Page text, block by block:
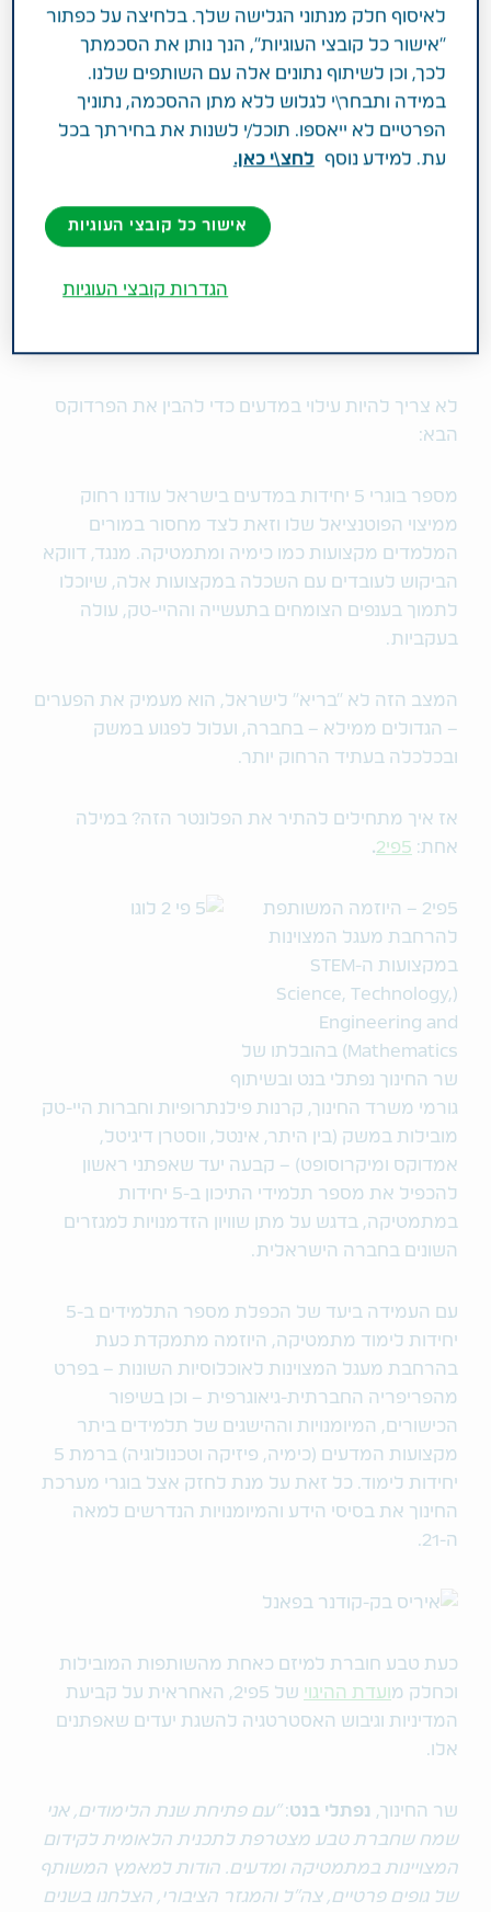
שר החינוך, נפתלי בנט: ״אני שמח שחברת
טבע מצטרפת לתכנית הלאומית לקידום
המצויינות במתמטיקה ומדעים. הצלחנו
בשנים האחרונות להכפיל את מספר
התלמידים ב-5 יחידות מתמטיקה – כשהזינוק
העיקרי הוא בפריפריה. בכוחות משותפים
לא צריך להיות עילוי במדעים כדי להבין את הפרדוקס
הבא:
מספר בוגרי 5 יחידות במדעים בישראל עודנו רחוק
ממיצוי הפוטנציאל שלו וזאת לצד מחסור במורים
המלמדים מקצועות כמו כימיה ומתמטיקה. מנגד, דווקא
הביקוש לעובדים עם השכלה במקצועות אלה, שיוכלו
לתמוך בענפים הצומחים בתעשייה וההיי-טק, עולה
בעקביות.
המצב הזה לא "בריא" לישראל, הוא מעמיק את הפערים
– הגדולים ממילא – בחברה, ועלול לפגוע במשק
ובכלכלה בעתיד הרחוק יותר.
אז איך מתחילים להתיר את הפלונטר הזה? במילה
אחת: 5פי2 .
5פי2 – היוזמה המשותפת
להרחבת מעגל המצוינות
במקצועות ה-STEM
(Science, Technology,
Engineering and
Mathematics) בהובלתו של
שר החינוך נפתלי בנט ובשיתוף
גורמי משרד החינוך, קרנות פילנתרופיות וחברות היי-טק
מובילות במשק (בין היתר, אינטל, ווסטרן דיגיטל,
אמדוקס ומיקרוסופט) – קבעה יעד שאפתני ראשון
להכפיל את מספר תלמידי התיכון ב-5 יחידות
במתמטיקה, בדגש על מתן שוויון הזדמנויות למגזרים
השונים בחברה הישראלית.
עם העמידה ביעד של הכפלת מספר התלמידים ב-5
יחידות לימוד מתמטיקה, היוזמה מתמקדת כעת
בהרחבת מעגל המצוינות לאוכלוסיות השונות – בפרט
מהפריפריה החברתית-גיאוגרפית – וכן בשיפור
הכישורים, המיומנויות וההישגים של תלמידים ביתר
מקצועות המדעים (כימיה, פיזיקה וטכנולוגיה) ברמת 5
יחידות לימוד. כל זאת על מנת לחזק אצל בוגרי מערכת
החינוך את בסיסי הידע והמיומנויות הנדרשים למאה
ה-21.
כעת טבע חוברת למיזם כאחת מהשותפות המובילות
וכחלק מועדת ההיגוי
של 5פי2, האחראית על קביעת
המדיניות וגיבוש האסטרטגיה להשגת יעדים שאפתנים
אלו.
שר החינוך, נפתלי בנט:״עם פתיחת שנת הלימודים, אני
שמח שחברת טבע מצטרפת לתכנית הלאומית לקידום
המצויינות במתמטיקה ומדעים. הודות למאמץ המשותף
של גופים פרטיים, צה״ל והמגזר הציבורי, הצלחנו בשנים
לאיסוף חלק מנתוני הגלישה שלך. בלחיצה על כפתור
"אישור כל קובצי העוגיות", הנך נותן את הסכמתך
לכך, וכן לשיתוף נתונים אלה עם השותפים שלנו.
במידה ותבחר\י לגלוש ללא מתן ההסכמה, נתוניך
הפרטיים לא ייאספו. תוכל/י לשנות את בחירתך בכל
עת. למידע נוסף
לחצ\י כאן.
אישור כל קובצי העוגיות
הגדרות קובצי העוגיות